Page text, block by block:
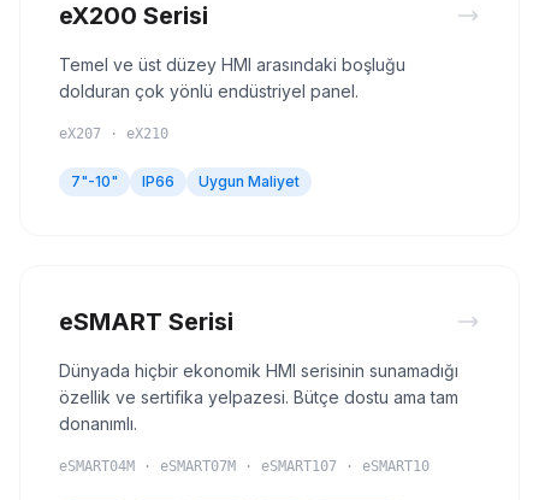
eX200 Serisi
Temel ve üst düzey HMI arasındaki boşluğu
dolduran çok yönlü endüstriyel panel.
eX207 · eX210
7"-10" IP66 Uygun Maliyet
eSMART Serisi
Dünyada hiçbir ekonomik HMI serisinin sunamadığı
özellik ve sertifika yelpazesi. Bütçe dostu ama tam
donanımlı.
eSMART04M · eSMART07M · eSMART107 · eSMART10